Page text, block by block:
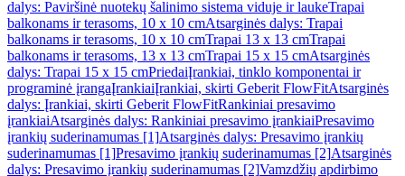
dalys: Paviršinė nuotekų šalinimo sistema viduje ir laukeTrapai
balkonams ir terasoms, 10 x 10 cmAtsarginės dalys: Trapai
balkonams ir terasoms, 10 x 10 cmTrapai 13 x 13 cmTrapai
balkonams ir terasoms, 13 x 13 cmTrapai 15 x 15 cmAtsarginės
dalys: Trapai 15 x 15 cmPriedaiĮrankiai, tinklo komponentai ir
programinė įrangaĮrankiaiĮrankiai, skirti Geberit FlowFitAtsarginės
dalys: Įrankiai, skirti Geberit FlowFitRankiniai presavimo
įrankiaiAtsarginės dalys: Rankiniai presavimo įrankiaiPresavimo
įrankių suderinamumas [1]Atsarginės dalys: Presavimo įrankių
suderinamumas [1]Presavimo įrankių suderinamumas [2]Atsarginės
dalys: Presavimo įrankių suderinamumas [2]Vamzdžių apdirbimo